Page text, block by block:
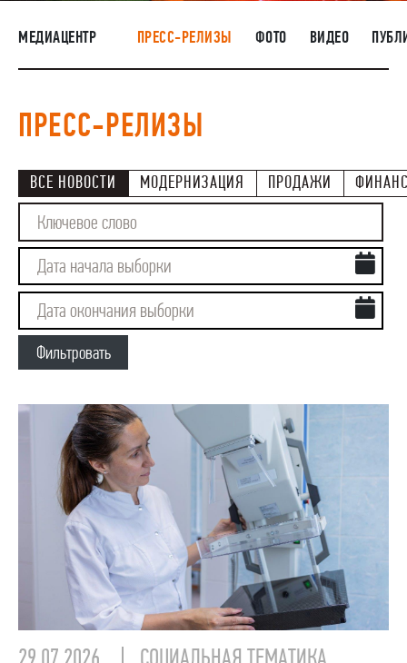
НАШИ ЛЮДИ
ОКРУЖАЮЩАЯ СРЕДА
РАСКРЫТИЕ ИНФОРМАЦИИ
ЗАКУПКИ
МЕДИАЦЕНТР ПРЕСС-РЕЛИЗЫ ФОТО ВИДЕО
ПРЕСС-РЕЛИЗЫ
ВСЕ НОВОСТИ МОДЕРНИЗАЦИЯ ПРОДАЖИ
Фильтровать